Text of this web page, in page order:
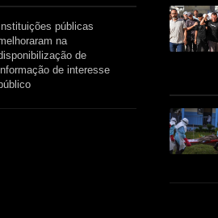
Instituições públicas
na
de
de interesse